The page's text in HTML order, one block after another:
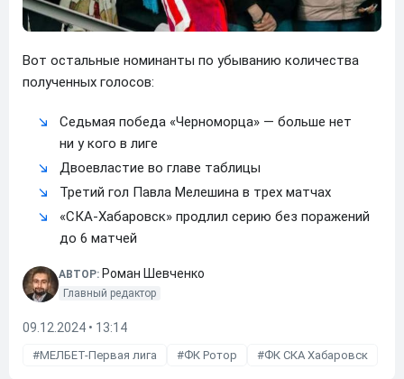
Вот остальные номинанты по убыванию количества
полученных голосов:
Седьмая победа «Черноморца» — больше нет
ни у кого в лиге
Двоевластие во главе таблицы
Третий гол Павла Мелешина в трех матчах
«СКА-Хабаровск» продлил серию без поражений
до 6 матчей
АВТОР: Роман Шевченко
Главный редактор
09.12.2024 • 13:14
МЕЛБЕТ-Первая лига ФК Ротор ФК СКА Хабаровск